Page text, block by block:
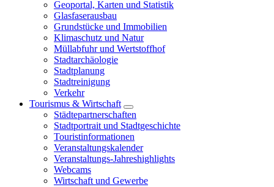
Geoportal, Karten und Statistik
Glasfaserausbau
Grundstücke und Immobilien
Klimaschutz und Natur
Müllabfuhr und Wertstoffhof
Stadtarchäologie
Stadtplanung
Stadtreinigung
Verkehr
Tourismus & Wirtschaft
Städtepartnerschaften
Stadtportrait und Stadtgeschichte
Touristinformationen
Veranstaltungskalender
Veranstaltungs-Jahreshighlights
Webcams
Wirtschaft und Gewerbe